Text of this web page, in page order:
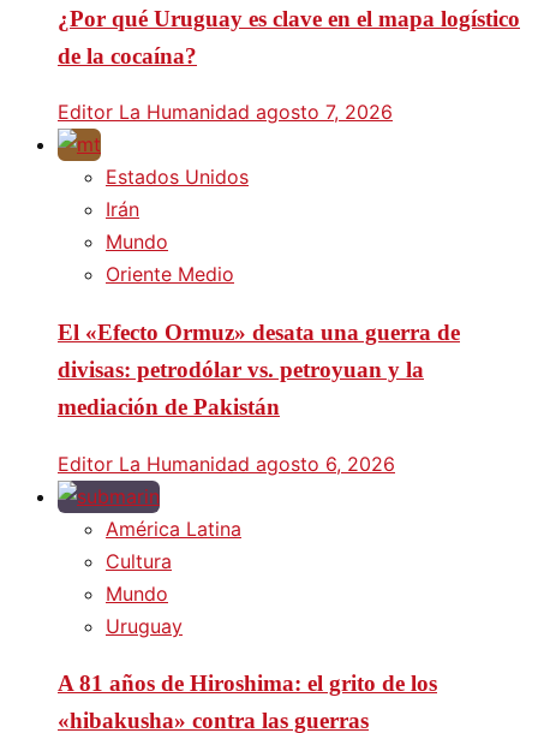
¿Por qué Uruguay es clave en el mapa logístico
de la cocaína?
Editor La Humanidad agosto 7, 2026
Estados Unidos
Irán
Mundo
Oriente Medio
El «Efecto Ormuz» desata una guerra de
divisas: petrodólar vs. petroyuan y la
mediación de Pakistán
Editor La Humanidad agosto 6, 2026
América Latina
Cultura
Mundo
Uruguay
A 81 años de Hiroshima: el grito de los
«hibakusha» contra las guerras